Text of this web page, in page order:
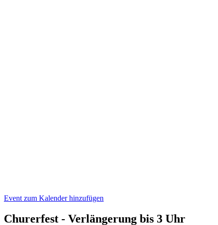
Event zum Kalender hinzufügen
Churerfest - Verlängerung bis 3 Uhr